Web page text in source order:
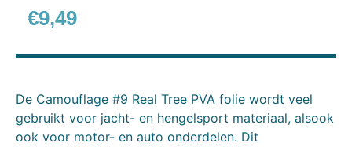
€9,49
De Camouflage #9 Real Tree PVA folie wordt veel
gebruikt voor jacht- en hengelsport materiaal, alsook
ook voor motor- en auto onderdelen. Dit